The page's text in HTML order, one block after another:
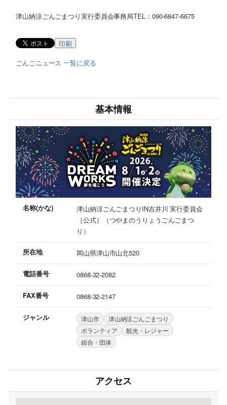
津山納涼ごんごまつり実行委員会事務局TEL：090-6847-6675
印刷
ごんごニュース 一覧に戻る
基本情報
名称(かな)
津山納涼ごんごまつりIN吉井川 実行委員会
［公式］（つやまのうりょうごんごまつ
り）
所在地 岡山県津山市山北520
電話番号 0868-32-2082
FAX番号 0868-32-2147
ジャンル 津山市
津山納涼ごんごまつり
ボランティア
観光・レジャー
組合・団体
アクセス